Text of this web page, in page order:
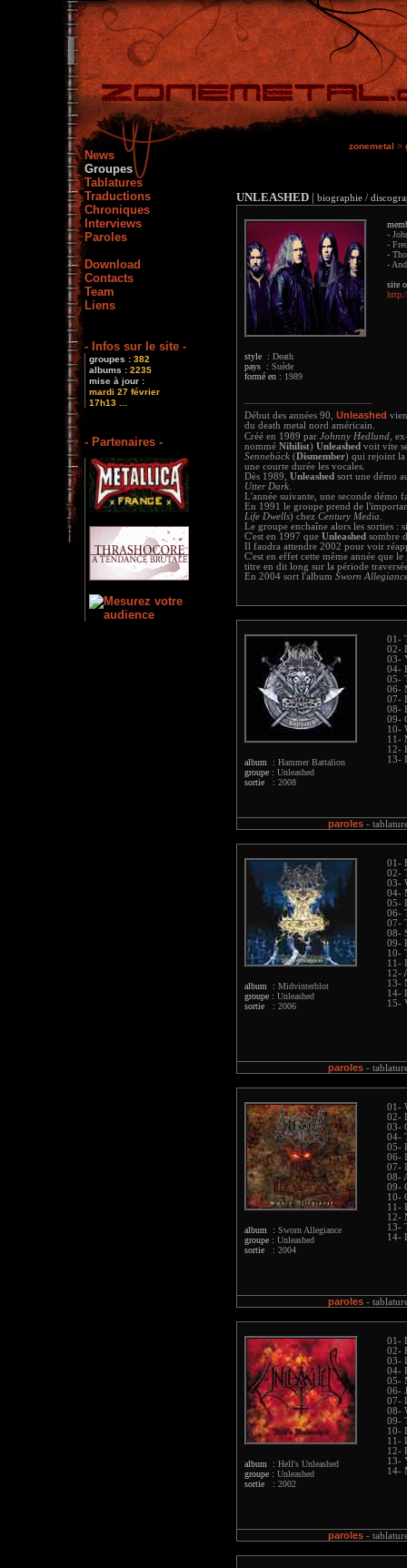
News
Groupes
Tablatures
Traductions
Chroniques
Interviews
Paroles
Download
Contacts
Team
Liens
- Infos sur le site -
groupes : 382
albums : 2235
mise à jour :
mardi 27 février
17h13 ...
- Partenaires -
zonemetal >
UNLEASHED | biographie /
style : Death
pays : Suède
formé en : 1989
-
-
-
-
site
Début des années 90, Unleashed
du death metal nord américain.
Créé en 1989 par Johnny Hedlund ,
nommé Nihilist) Unleashed voit vite
Sennebäck (Dismember) qui rejoint la
une courte durée les vocales.
Dès 1989, Unleashed sort une démo
Utter Dark
L'année suivante, une seconde démo
En 1991 le groupe prend de
Life Dwells) chez Century Media
Le groupe enchaîne alors les sorties :
C'est en 1997 que Unleashed sombre
Il faudra attendre 2002 pour voir
C'est en effet cette même année que
titre en dit long sur la période
En 2004 sort l'album Sworn
album : Hammer Battalion
groupe : Unleashed
sortie : 2008
01-
02-
03-
04-
05-
06-
07-
08-
09-
10-
11-
12-
13-
paroles-
album : Midvinterblot
groupe : Unleashed
sortie : 2006
01-
02-
03-
04-
05-
06-
07-
08-
09-
10-
11-
12-
13-
14-
15-
paroles-
album : Sworn Allegiance
groupe : Unleashed
sortie : 2004
01-
02-
03-
04-
05-
06-
07-
08-
09-
10-
11-
12-
13-
14-
paroles-
album : Hell's Unleashed
groupe : Unleashed
sortie : 2002
01-
02-
03-
04-
05-
06-
07-
08-
09-
10-
11-
12-
13-
14-
paroles-